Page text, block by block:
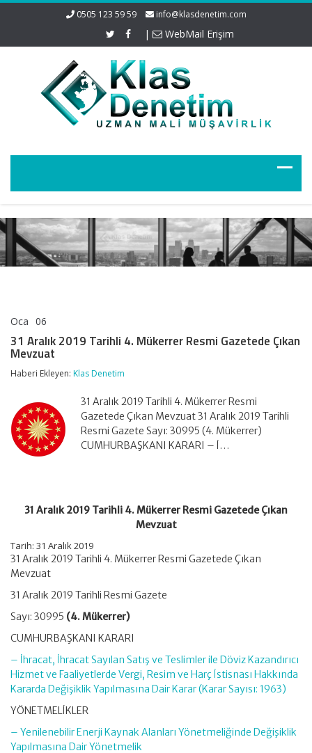
0505 123 59 59 info@klasdenetim.com
| WebMail Erişim
Oca 06
2019
Mükerrer
Gazetede
Çıkan
Mevzuat
için
31 Aralık 2019 Tarihli 4. Mükerrer Resmi Gazetede Çıkan
Mevzuat
Haberi Ekleyen: Klas Denetim
31 Aralık 2019 Tarihli 4. Mükerrer Resmi
Gazetede Çıkan Mevzuat 31 Aralık 2019 Tarihli
Resmi Gazete Sayı: 30995 (4. Mükerrer)
CUMHURBAŞKANI KARARI – İ…
31 Aralık 2019 Tarihli 4. Mükerrer Resmi Gazetede Çıkan
Mevzuat
Tarih: 31 Aralık 2019
31 Aralık 2019 Tarihli 4. Mükerrer Resmi Gazetede Çıkan
Mevzuat
31 Aralık 2019 Tarihli Resmi Gazete
Sayı: 30995 (4. Mükerrer)
CUMHURBAŞKANI KARARI
– İhracat, İhracat Sayılan Satış ve Teslimler ile Döviz Kazandırıcı
Hizmet ve Faaliyetlerde Vergi, Resim ve Harç İstisnası Hakkında
Kararda Değişiklik Yapılmasına Dair Karar (Karar Sayısı: 1963)
YÖNETMELİKLER
– Yenilenebilir Enerji Kaynak Alanları Yönetmeliğinde Değişiklik
Yapılmasına Dair Yönetmelik